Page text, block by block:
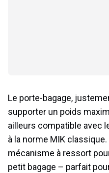
Le porte-bagage,
supporter un poids
ailleurs compatible avec
à la norme MIK
mécanisme à ressort
petit bagage – parfait